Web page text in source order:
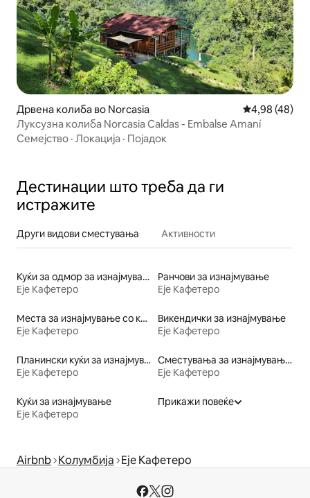
Дрвена колиба во Norcasia Просечна
4,98 (48)
Луксузна колиба Norcasia Caldas - Embalse Amaní
Семејство · Локација · Појадок
Дестинации што треба да ги
истражите
Други видови сместувања Активности
Куќи за одмор за изнајмување
Еје Кафетеро
Ранчови за изнајмување
Еје Кафетеро
Места за изнајмување со кајак
Еје Кафетеро
Викендички за изнајмување
Еје Кафетеро
Планински куќи за изнајмување
Еје Кафетеро
Сместувања за изнајмување погодни за семејства
Еје Кафетеро
Куќи за изнајмување
Еје Кафетеро
Прикажи повеќе
Airbnb Колумбија Еје Кафетеро